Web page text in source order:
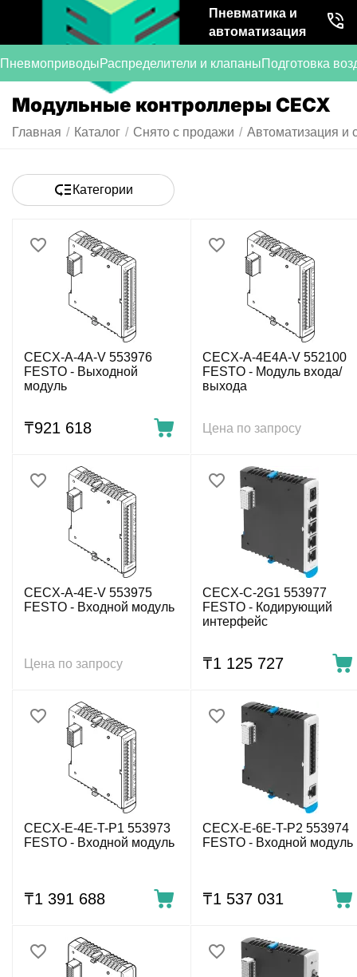
Пневматика и
автоматизация
ПневмоприводыРаспределители и клапаныПодготовка
Модульные контроллеры CECX
Главная / Каталог / Снято с продажи / Автоматизация и
Категории
CECX-A-4A-V 553976
FESTO - Выходной
модуль
₸921 618
CECX-A-4E4A-V 552100
FESTO - Модуль входа/
выхода
Цена по запросу
CECX-A-4E-V 553975
FESTO - Входной модуль
Цена по запросу
CECX-C-2G1 553977
FESTO - Кодирующий
интерфейс
₸1 125 727
CECX-E-4E-T-P1 553973
FESTO - Входной модуль
₸1 391 688
CECX-E-6E-T-P2 553974
FESTO - Входной модуль
₸1 537 031